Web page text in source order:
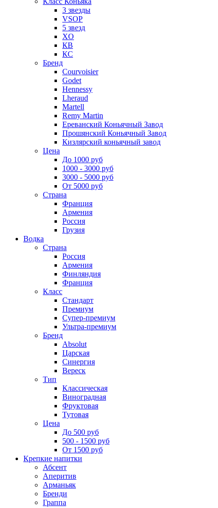
3 звезды
VSOP
5 звезд
XO
КВ
КС
Бренд
Courvoisier
Godet
Hennessy
Lheraud
Martell
Remy Martin
Ереванский Коньячный Завод
Прошянский Коньячный Завод
Кизлярский коньячный завод
Цена
До 1000 руб
1000 - 3000 руб
3000 - 5000 руб
От 5000 руб
Страна
Франция
Армения
Россия
Грузия
Водка
Страна
Россия
Армения
Финляндия
Франция
Класс
Стандарт
Премиум
Супер-премиум
Ультра-премиум
Бренд
Absolut
Царская
Синергия
Вереск
Тип
Классическая
Виноградная
Фруктовая
Тутовая
Цена
До 500 руб
500 - 1500 руб
От 1500 руб
Крепкие напитки
Абсент
Аперитив
Арманьяк
Бренди
Граппа